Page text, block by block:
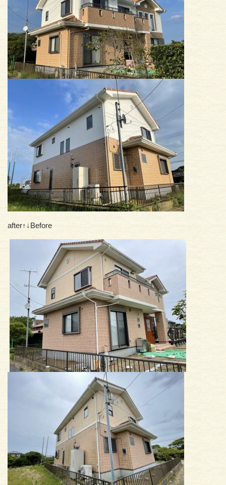
after↑↓Before